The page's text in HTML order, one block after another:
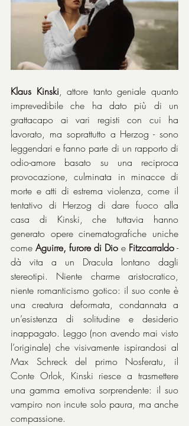
Klaus Kinski, attore tanto geniale quanto
imprevedibile che ha dato più di un
grattacapo ai vari registi con cui ha
lavorato, ma soprattutto a Herzog - sono
leggendari e fanno parte di un rapporto di
odio-amore basato su una reciproca
provocazione, culminata in minacce di
morte e atti di estrema violenza, come il
tentativo di Herzog di dare fuoco alla
casa di Kinski, che tuttavia hanno
generato opere cinematografiche uniche
come Aguirre, furore di Dio e Fitzcarraldo -
dà vita a un Dracula lontano dagli
stereotipi. Niente charme aristocratico,
niente romanticismo gotico: il suo conte è
una creatura deformata, condannata a
un’esistenza di solitudine e desiderio
inappagato. Leggo (non avendo mai visto
l’originale) che visivamente ispirandosi al
Max Schreck del primo Nosferatu, il
Conte Orlok, Kinski riesce a trasmettere
una gamma emotiva sorprendente: il suo
vampiro non incute solo paura, ma anche
compassione.